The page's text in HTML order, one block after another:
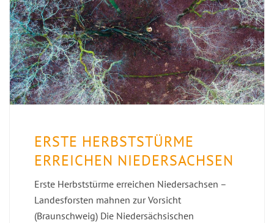
ERSTE HERBSTSTÜRME
ERREICHEN NIEDERSACHSEN
Erste Herbststürme erreichen Niedersachsen –
Landesforsten mahnen zur Vorsicht
(Braunschweig) Die Niedersächsischen